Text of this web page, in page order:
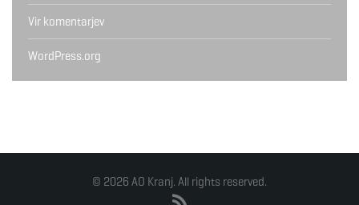
Vir komentarjev
WordPress.org
© 2026 AO Kranj. All rights reserved.